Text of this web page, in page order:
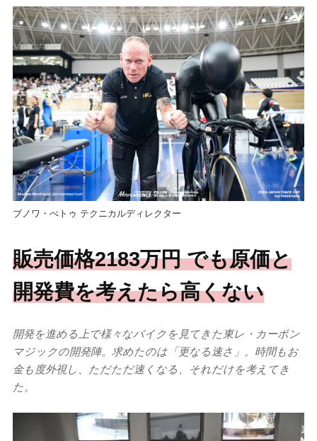
ブノワ・べトゥ テクニカルディレクター
販売価格2183万円 でも原価と
開発費を考えたら高くない
開発を進める上で様々なバイクを見てきた東レ・カーボン
マジックの開発陣。求めたのは「更なる速さ」。時間もお
金も度外視し、ただただ速くなる、それだけを考えてき
た。